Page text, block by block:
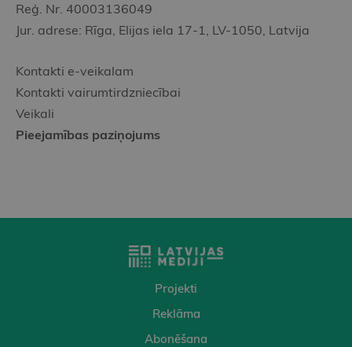
Reģ. Nr. 40003136049
Jur. adrese: Rīga, Elijas iela 17-1, LV-1050, Latvija
Kontakti e-veikalam
Kontakti vairumtirdzniecībai
Veikali
Pieejamības paziņojums
Projekti
Reklāma
Abonēšana